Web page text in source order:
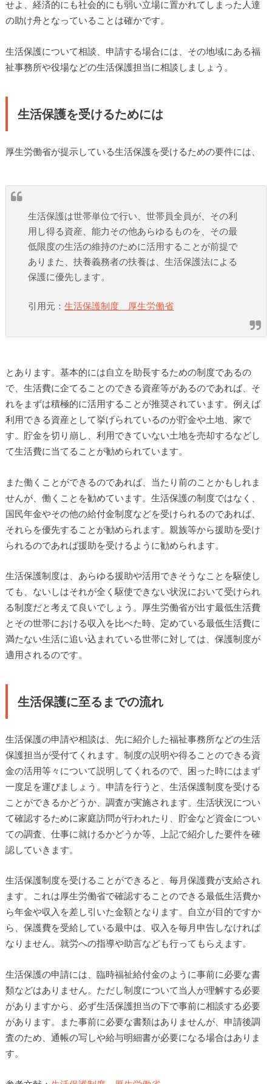
せよ、経済的にも社会的にも弱い立場に置かれてしまった人達
の助け舟となっていることは確かです。
生活保護について相談、申請する場合には、その地域にある福
祉事務所や役場などの生活保護担当に相談しましょう。
生活保護を受けるためには
厚生労働省が提示している生活保護を受けるための要件には、
生活保護は世帯単位で行い、世帯員全員が、その利
用し得る資産、能力その他あらゆるものを、その最
低限度の生活の維持のために活用することが前提で
ありまた、扶養義務者の扶養は、生活保護法による
保護に優先します。
引用元：生活保護制度 厚生労働省
とあります。基本的には自立を助長するための制度であるの
で、生活費に企てることのできる資産等があるのであれば、そ
れをまずは積極的に活用することが推奨されています。例えば
利用できる資産として挙げられているのが貯金や土地、家で
す。貯金を切り崩し、利用できていない土地を売却するなどし
て生活費に当てることが勧められています。
また働くことができるのであれば、当たり前のことかもしれま
せんが、働くことを勧めています。生活保護の制度ではなく、
国民年金やその他の給付金制度などを受けられるのであれば、
それらを優先することが勧められます。親族等から援助を受け
られるのであれば援助を受けるように勧められます。
生活保護制度は、あらゆる援助や活用できそうなことを駆使し
ても、ないしはそれが全く駆使できない状況において受けられ
る制度だと考えて良いでしょう。厚生労働省が出す最低生活費
とその世帯における収入を比べた時、定めている最低生活費に
満たない生活に追い込まれている世帯に対しては、保護制度が
適用されるのです。
生活保護に至るまでの流れ
生活保護の申請や相談は、先に紹介した福祉事務所などの生活
保護担当が受付てくれます。制度の説明や得ることのできる資
金の活用等々について説明してくれるので、困った時にはまず
一度足を運びましょう。申請を行うと、生活保護制度を受ける
ことができるかどうか、調査が実施されます。生活状況につい
て確認するために家庭訪問が行われたり、貯金など資金につい
ての調査、仕事に就けるかどうか等、上記で紹介した要件を確
認していきます。
生活保護制度を受けることができると、毎月保護費が支給され
ます。これは厚生労働省で確認することのできる最低生活費か
ら年金や収入を差し引いた金額となります。自立が目的ですか
ら、保護費を受給している最中は、収入を毎月申告しなければ
なりません。就労への指導や助言なども行ってもらえます。
生活保護の申請には、臨時福祉給付金のように事前に必要な書
類などはありません。ただし制度について当人が理解する必要
がありますから、必ず生活保護担当の下で事前に相談する必要
があります。また事前に必要な書類はありませんが、申請後調
査のため、通帳の写しや給与明細書が必要になる場合はありま
す。